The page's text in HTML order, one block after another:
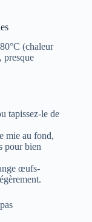
(chaleur
presque
tapissez-le de
mie au fond,
pour bien
œufs-